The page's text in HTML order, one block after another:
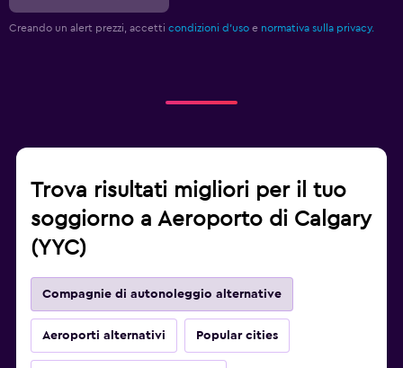
Creando un alert prezzi, accetti condizioni d'uso e normativa sulla privacy.
Trova risultati migliori per il tuo
soggiorno a Aeroporto di Calgary
(YYC)
Compagnie di autonoleggio alternative
Aeroporti alternativi Popular cities